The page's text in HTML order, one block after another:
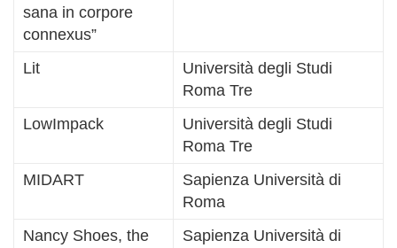
sana in corpore
connexus”
Lit
Università degli Studi
Roma Tre
LowImpack
Università degli Studi
Roma Tre
MIDART
Sapienza Università di
Roma
Nancy Shoes, the
Sapienza Università di